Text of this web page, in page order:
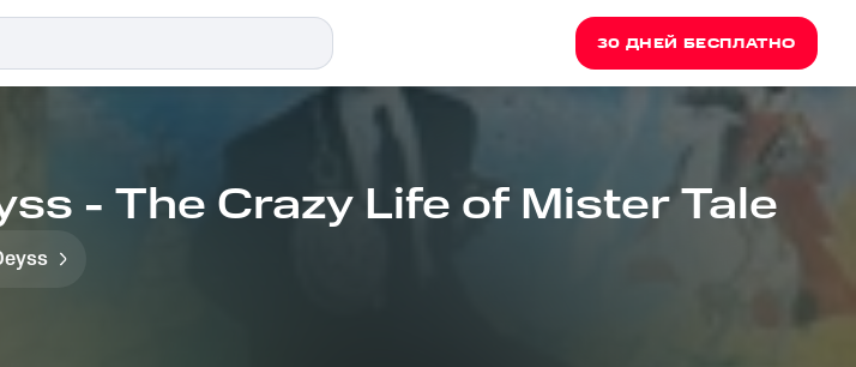
30 ДНЕЙ БЕСПЛАТНО
- The Crazy Life of Mister Tale